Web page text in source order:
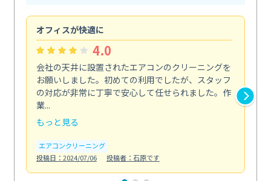
オフィスが快適に
4.0
会社の天井に設置されたエアコンのクリーニングを
お願いしました。初めての利用でしたが、スタッフ
の対応が非常に丁寧で安心して任せられました。作
業...
もっと見る
エアコンクリーニング
投稿日：2024/07/06
投稿者：石原です